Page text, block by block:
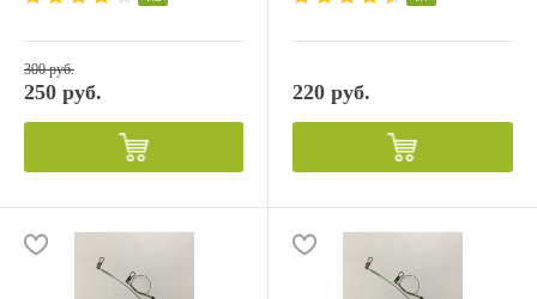
300 руб.
250 руб. 220 руб.